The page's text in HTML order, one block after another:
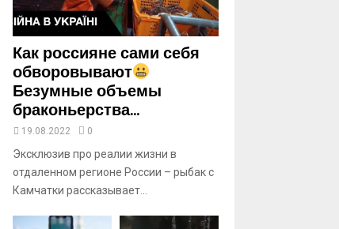
u
b
eКак россияне сами себя
обворовывают
Безумные объемы
браконьерства...
19.08.2022 0
Эксклюзив про реалии жизни в
отдаленном регионе России – рыбак с
Камчатки рассказывает...